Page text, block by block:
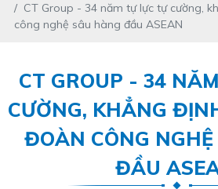
CT Group - 34 năm tự lực tự cường,
công nghệ sâu hàng đầu ASEAN
CT GROUP - 34
CƯỜNG, KHẲNG
ĐOÀN CÔNG
ĐẦU